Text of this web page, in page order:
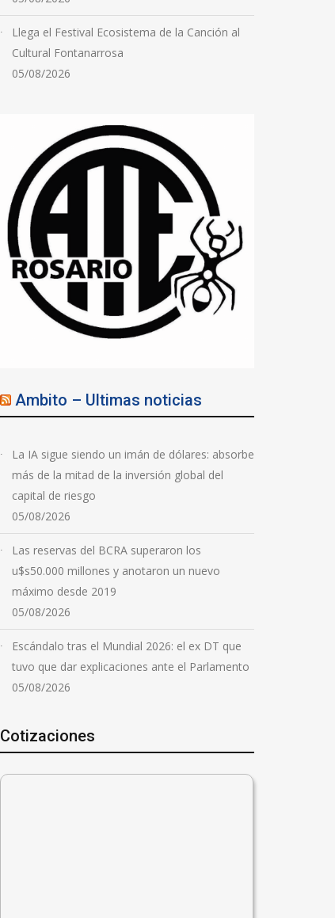
Llega el Festival Ecosistema de la Canción al
Cultural Fontanarrosa
05/08/2026
Ambito – Ultimas noticias
La IA sigue siendo un imán de dólares: absorbe
más de la mitad de la inversión global del
capital de riesgo
05/08/2026
Las reservas del BCRA superaron los
u$s50.000 millones y anotaron un nuevo
máximo desde 2019
05/08/2026
Escándalo tras el Mundial 2026: el ex DT que
tuvo que dar explicaciones ante el Parlamento
05/08/2026
Cotizaciones